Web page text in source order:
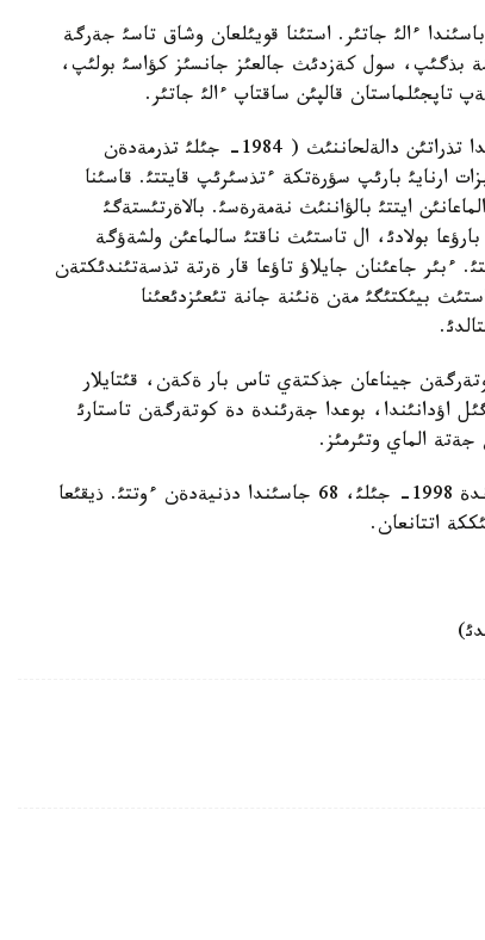
ءالئ جاتئر. استئنا قويئلعان وشاق تاسئ جةرگة
بذگئپ، سول كةزدئث جالعئز جانسئز كؤاسئ بولئپ،
تاپجئلماستان قالپئن ساقتاپ ءالئ جاتئر.
بيئلعئ جئلدئث تامئز ايئندا الماتئ وبئلئسئ، شةلةك اؤدانئندا تذراتئن دالةلحاننئث ( 1984- جئلئ تذرمةدةن
ارنايئ بارئپ سؤرةتكة ءتذسئرئپ قايتتئ. قاسئنا
ايتتئ بالؤاننئث نةمةرةسئ. بالاةرتئستةگئ
بولادئ، ال تاستئث ناقتئ سالماعئن ولشةؤگة
ءبئر جاعئنان جايلاؤ تاؤعا قار ةرتة تذسةتئندئكتةن
بيئكتئگئ مةن ةنئنة جانة تئعئزدئعئنا
جيناعان جذكتةي تاس بار ةكةن، قئتايلار
اؤدانئندا، بوعدا جةرئندة دة كوتةرگةن تاستارئ
الماي وتئرمئز.
دالةلحان مةشةل ذلئ اللانئث امئرئمةن ءوزئ تؤئلعان مةكةندة 1998- جئلئ، 68 جاسئندا دذنيةدةن ءوتتئ. ذيقئعا
اتتانعان.